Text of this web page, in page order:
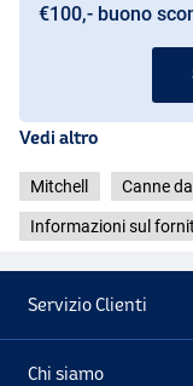
€100,- buono
Vedi altro
Mitchell Canne
Informazioni sul
Servizio Clienti
Chi siamo